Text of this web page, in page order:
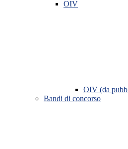
OIV
OIV (da
Bandi di concorso